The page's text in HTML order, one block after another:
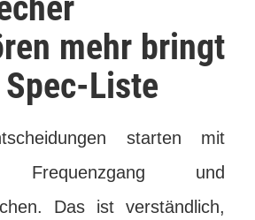
mehr bringt
Liste
starten mit
Frequenzgang und
Das ist verständlich,